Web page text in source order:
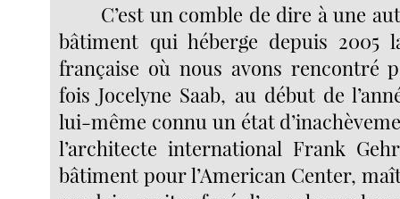
C’est un comble de dire à une
bâtiment qui héberge depuis 2005
française où nous avons rencontré
fois Jocelyne Saab, au début de
lui-même connu un état
l’architecte international Frank
bâtiment pour l’American Center,